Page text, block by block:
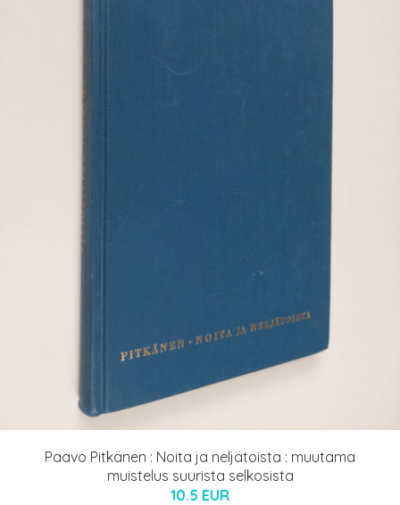
Paavo Pitkänen : Noita ja neljätoista : muutama
muistelus suurista selkosista
10.5 EUR